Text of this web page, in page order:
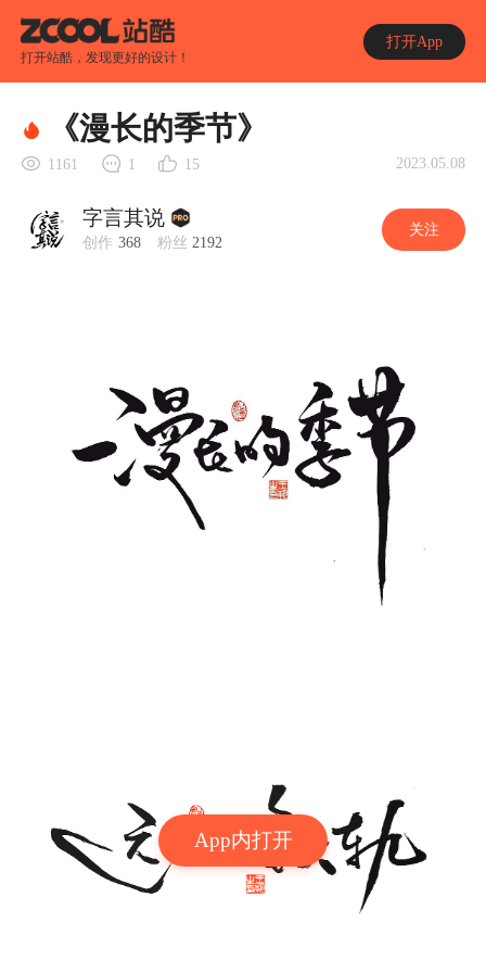
打开站酷，发现更好的设计！
打开App
App内打开
《漫长的季节》
1161 1 15 2023.05.08
字言其说
创作 368 粉丝 2192
关注